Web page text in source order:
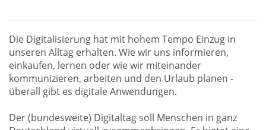
Die Digitalisierung hat mit hohem Tempo Einzug in
unseren Alltag erhalten. Wie wir uns informieren,
einkaufen, lernen oder wie wir miteinander
kommunizieren, arbeiten und den Urlaub planen -
überall gibt es digitale Anwendungen.
Der (bundesweite) Digitaltag soll Menschen in ganz